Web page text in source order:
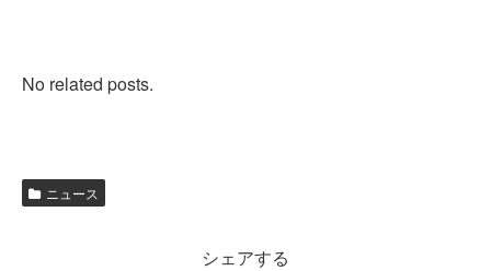
No related posts.
ニュース
シェアする